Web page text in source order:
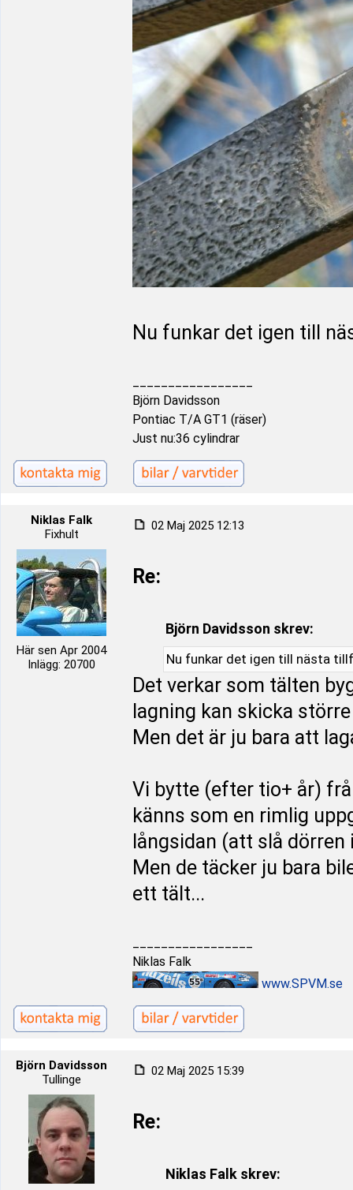
Nu funkar det igen till
Björn Davidsson
Pontiac T/A GT1 (räser)
Just nu:36 cylindrar
Niklas Falk
Fixhult
Här sen Apr 2004
Inlägg: 20700
02 Maj 2025 12:13
Re:
Björn Davidsson skrev:
Nu funkar det igen till nästa
Det verkar som tälten
lagning kan skicka
Men det är ju bara att
Vi bytte (efter tio+ år)
känns som en rimlig
långsidan (att slå
Men de täcker ju bara
ett tält...
Niklas Falk
www.SPVM.se
Björn Davidsson
Tullinge
02 Maj 2025 15:39
Re:
Niklas Falk skrev: